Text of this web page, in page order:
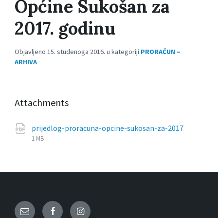
Općine Sukošan za
2017. godinu
Objavljeno 15. studenoga 2016. u kategoriji PRORAČUN –
ARHIVA
Attachments
prijedlog-proracuna-opcine-sukosan-za-2017
1 MB
Email FacebookInstagram